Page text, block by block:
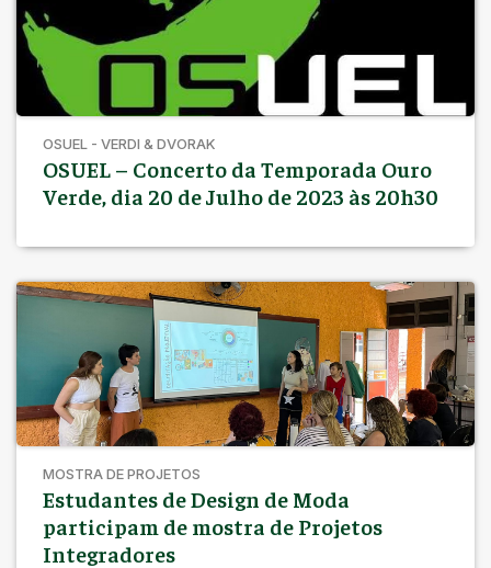
OSUEL - VERDI & DVORAK
OSUEL – Concerto da Temporada Ouro
Verde, dia 20 de Julho de 2023 às 20h30
MOSTRA DE PROJETOS
Estudantes de Design de Moda
participam de mostra de Projetos
Integradores